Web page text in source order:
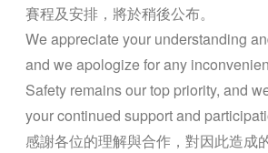
賽程及安排，將於稍後公布。
We appreciate your understanding
and we apologize for any
Safety remains our top priority, and
your continued support and
感謝各位的理解與合作，對因此造成